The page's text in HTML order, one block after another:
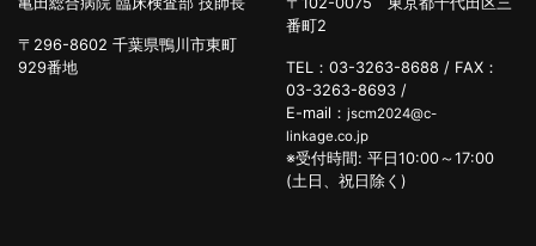
〒296-8602 千葉県鴨川市東町
929番地
番町2
TEL：03-3263-8688 / FAX：
03-3263-8693 /
E-mail： jscm2024@c-
linkage.co.jp
※受付時間: 平日10:00～17:00
(土日、祝日除く)